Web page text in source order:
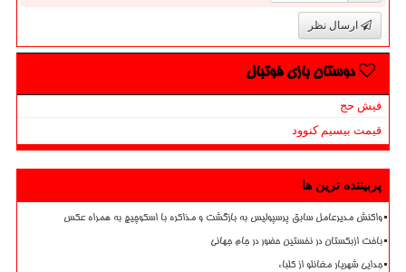
ارسال نظر
دوستان بازی فوتبال
فیش حج
قیمت بیسیم کنوود
پربیننده ترین ها
واکنش مدیرعامل سابق پرسپولیس به بازگشت و مذاکره با اسکوچیچ به همراه عکس
باخت ازبکستان در نخستین حضور در جام جهانی
جدایی شهریار مغانلو از کلباء